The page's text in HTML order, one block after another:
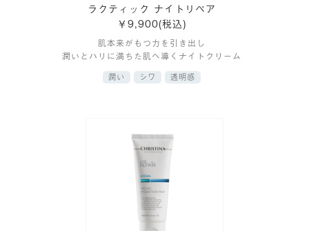
ラクティック ナイトリペア
￥9,900(税込)
肌本来がもつ力を引き出し
潤いとハリに満ちた肌へ導くナイトクリーム
潤い シワ 透明感